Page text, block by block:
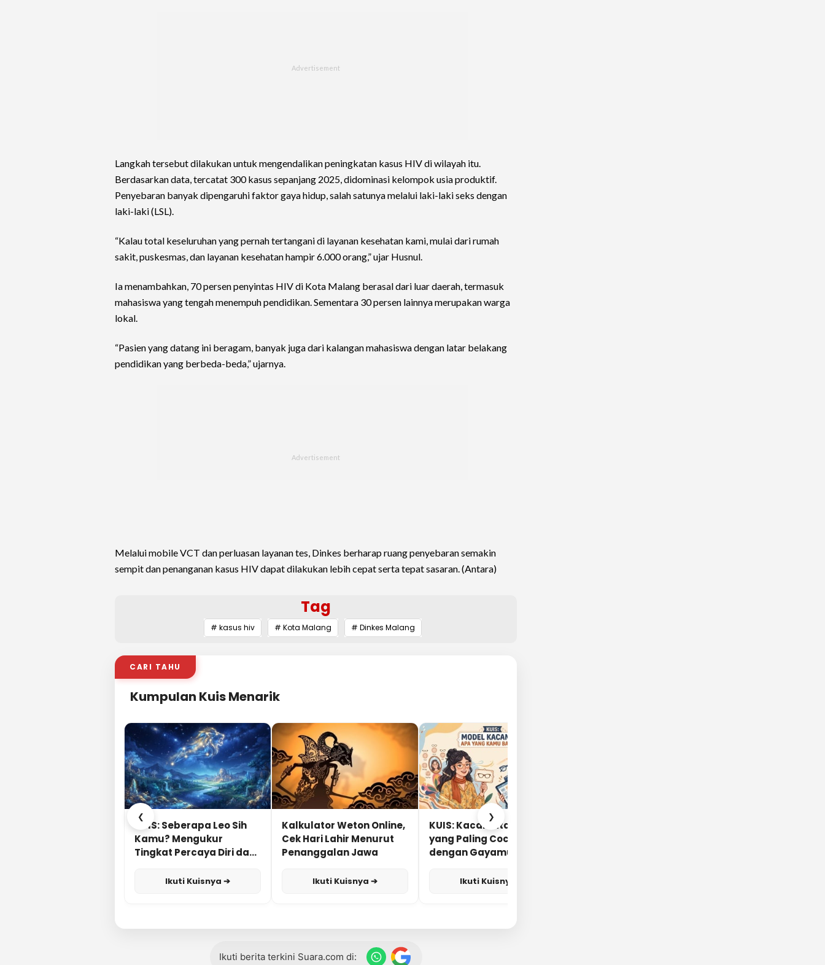
Langkah tersebut dilakukan untuk mengendalikan peningkatan kasus HIV di wilayah itu.
Berdasarkan data, tercatat 300 kasus sepanjang 2025, didominasi kelompok usia produktif.
Penyebaran banyak dipengaruhi faktor gaya hidup, salah satunya melalui laki-laki seks dengan
laki-laki (LSL).
“Kalau total keseluruhan yang pernah tertangani di layanan kesehatan kami, mulai dari rumah
sakit, puskesmas, dan layanan kesehatan hampir 6.000 orang,” ujar Husnul.
Ia menambahkan, 70 persen penyintas HIV di Kota Malang berasal dari luar daerah, termasuk
mahasiswa yang tengah menempuh pendidikan. Sementara 30 persen lainnya merupakan warga
lokal.
“Pasien yang datang ini beragam, banyak juga dari kalangan mahasiswa dengan latar belakang
pendidikan yang berbeda-beda,” ujarnya.
Melalui mobile VCT dan perluasan layanan tes, Dinkes berharap ruang penyebaran semakin
sempit dan penanganan kasus HIV dapat dilakukan lebih cepat serta tepat sasaran. (Antara)
Tag
# kasus hiv # Kota Malang # Dinkes Malang
CARI TAHU
Kumpulan Kuis Menarik
❮
KUIS: Seberapa Leo Sih
Kamu? Mengukur
Tingkat Percaya Diri dan
Ikuti Kuisnya ➔
Kalkulator Weton Online,
Cek Hari Lahir Menurut
Penanggalan Jawa
Ikuti Kuisnya ➔
KUIS: Kacamata Apa
yang Paling Cocok
dengan Gayamu?
Ikuti Kuisnya ➔
❯
Ikuti berita terkini Suara.com di: